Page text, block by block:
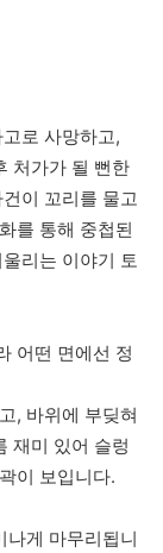
로 사망하고,
처가가 될 뻔한
이 꼬리를 물고
를 통해 중첩된
울리는 이야기 토
어떤 면에선 정
, 바위에 부딪혀
재미 있어 슬렁
이 보입니다.
나게 마무리됩니